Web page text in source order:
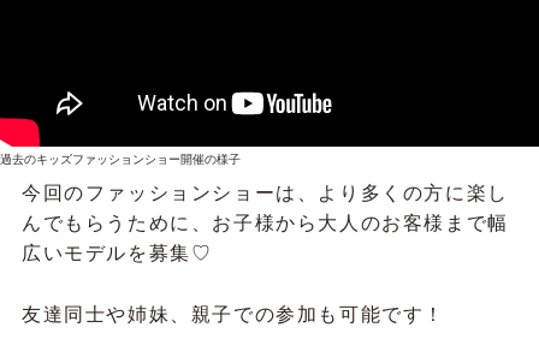
過去のキッズファッションショー開催の様子
今回のファッションショーは、より多くの方に楽し
んでもらうために、お子様から大人のお客様まで幅
広いモデルを募集♡
友達同士や姉妹、親子での参加も可能です！